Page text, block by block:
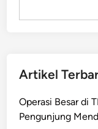
Artikel
Operasi Besar di
Pengunjung